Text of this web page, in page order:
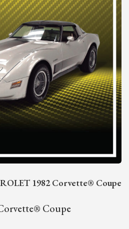
1982 Corvette® Coupe
Coupe